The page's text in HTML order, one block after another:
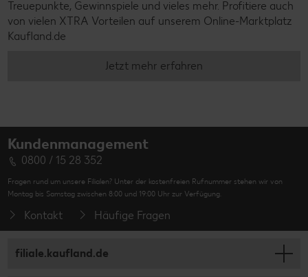
Treuepunkte, Gewinnspiele und vieles mehr. Profitiere auch
von vielen XTRA Vorteilen auf unserem Online-Marktplatz
Kaufland.de
Jetzt mehr erfahren
Kundenmanagement
0800 / 15 28 352
Fragen rund um unsere Filialen? Unter der kostenfreien Rufnummer stehen wir von
Montag bis Samstag zwischen 8:00 und 19:00 Uhr zur Verfügung.
Kontakt Häufige Fragen
filiale.kaufland.de